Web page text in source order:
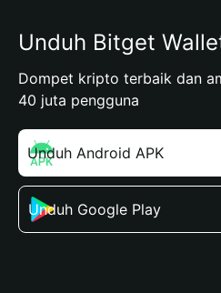
Unduh Bitget
Dompet kripto terbaik dan
40 juta pengguna
Unduh Android APK
Unduh Google Play